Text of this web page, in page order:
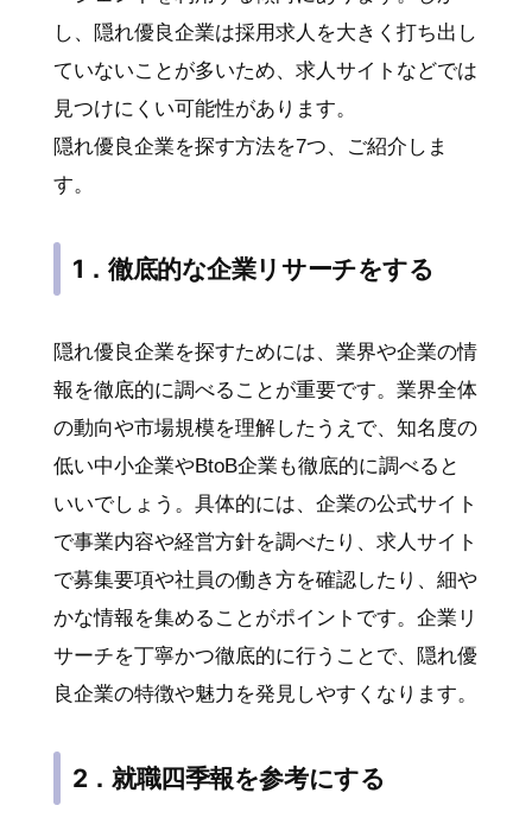
し、隠れ優良企業は採用求人を大きく打ち出し
ていないことが多いため、求人サイトなどでは
見つけにくい可能性があります。
隠れ優良企業を探す方法を7つ、ご紹介しま
す。
1．徹底的な企業リサーチをする
隠れ優良企業を探すためには、業界や企業の情
報を徹底的に調べることが重要です。業界全体
の動向や市場規模を理解したうえで、知名度の
低い中小企業やBtoB企業も徹底的に調べると
いいでしょう。具体的には、企業の公式サイト
で事業内容や経営方針を調べたり、求人サイト
で募集要項や社員の働き方を確認したり、細や
かな情報を集めることがポイントです。企業リ
サーチを丁寧かつ徹底的に行うことで、隠れ優
良企業の特徴や魅力を発見しやすくなります。
2．就職四季報を参考にする